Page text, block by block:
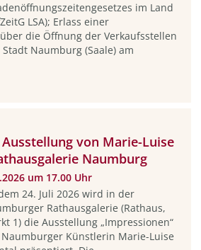
im Land
LSA); Erlass einer
die Öffnung der Verkaufsstellen
Naumburg (Saale) am
von Marie-Luise
Naumburg
um 17.00 Uhr
24. Juli 2026 wird in der
Rathausgalerie (Rathaus,
1) die Ausstellung „Impressionen“
Künstlerin Marie-Luise